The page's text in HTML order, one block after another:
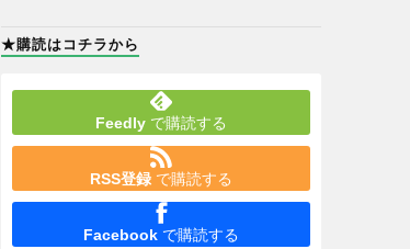
★購読はコチラから
Feedly で購読する
RSS登録 で購読する
Facebook で購読する